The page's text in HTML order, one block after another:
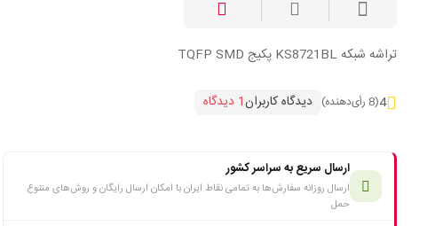
تراشه شبکه KS8721BL پکیج TQFP SMD
4(8 رأی‌دهنده) دیدگاه کاربران1 دیدگاه
ارسال سریع به سراسر کشور
ارسال روزانه سفارش‌ها به تمامی نقاط ایران با امکان ارسال رایگان و روش‌های متنوع
حمل